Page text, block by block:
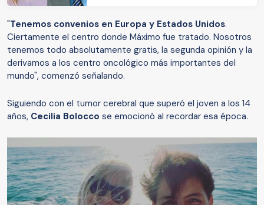
"Tenemos convenios en Europa y Estados Unidos.
Ciertamente el centro donde Máximo fue tratado. Nosotros
tenemos todo absolutamente gratis, la segunda opinión y la
derivamos a los centro oncológico más importantes del
mundo", comenzó señalando.
Siguiendo con el tumor cerebral que superó el joven a los 14
años, Cecilia Bolocco se emocionó al recordar esa época.